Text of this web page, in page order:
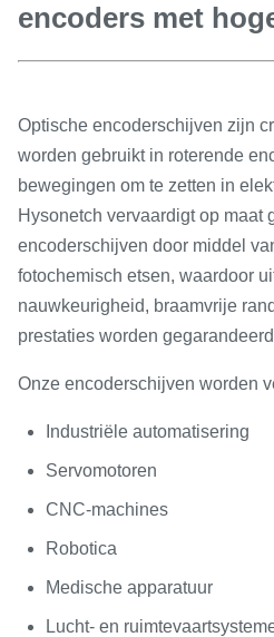
encoders met
Optische encoderschijven zijn
worden gebruikt in roterende
bewegingen om te zetten in
Hysonetch vervaardigt op maat
encoderschijven door middel
fotochemisch etsen, waardoor
nauwkeurigheid, braamvrije
prestaties worden
Onze encoderschijven worden
Industriële automatisering
Servomotoren
CNC-machines
Robotica
Medische apparatuur
Lucht- en